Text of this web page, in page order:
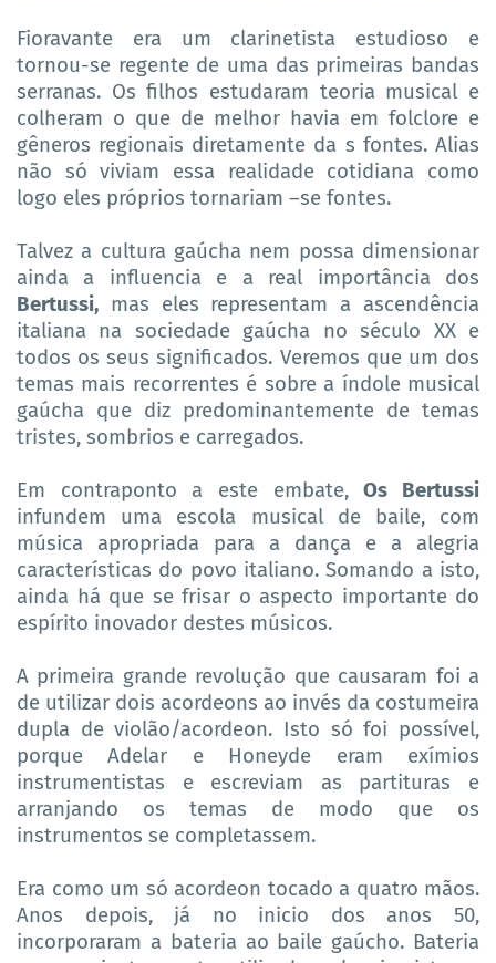
Fioravante era um clarinetista estudioso e
tornou-se regente de uma das primeiras bandas
serranas. Os filhos estudaram teoria musical e
colheram o que de melhor havia em folclore e
gêneros regionais diretamente da s fontes. Alias
não só viviam essa realidade cotidiana como
logo eles próprios tornariam –se fontes.
Talvez a cultura gaúcha nem possa dimensionar
ainda a influencia e a real importância dos
Bertussi, mas eles representam a ascendência
italiana na sociedade gaúcha no século XX e
todos os seus significados. Veremos que um dos
temas mais recorrentes é sobre a índole musical
gaúcha que diz predominantemente de temas
tristes, sombrios e carregados.
Em contraponto a este embate,Os Bertussi
infundem uma escola musical de baile, com
música apropriada para a dança e a alegria
características do povo italiano. Somando a isto,
ainda há que se frisar o aspecto importante do
espírito inovador destes músicos.
A primeira grande revolução que causaram foi a
de utilizar dois acordeons ao invés da costumeira
dupla de violão/acordeon. Isto só foi possível,
porque Adelar e Honeyde eram exímios
instrumentistas e escreviam as partituras e
arranjando os temas de modo que os
instrumentos se completassem.
Era como um só acordeon tocado a quatro mãos.
Anos depois, já no inicio dos anos 50,
incorporaram a bateria ao baile gaúcho. Bateria